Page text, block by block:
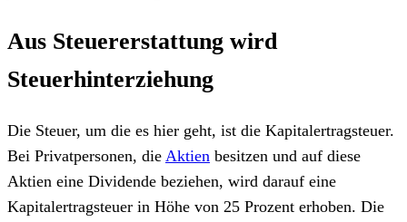
Aus Steuererstattung wird
Steuerhinterziehung
Die Steuer, um die es hier geht, ist die Kapitalertragsteuer.
Bei Privatpersonen, die Aktien besitzen und auf diese
Aktien eine Dividende beziehen, wird darauf eine
Kapitalertragsteuer in Höhe von 25 Prozent erhoben. Die